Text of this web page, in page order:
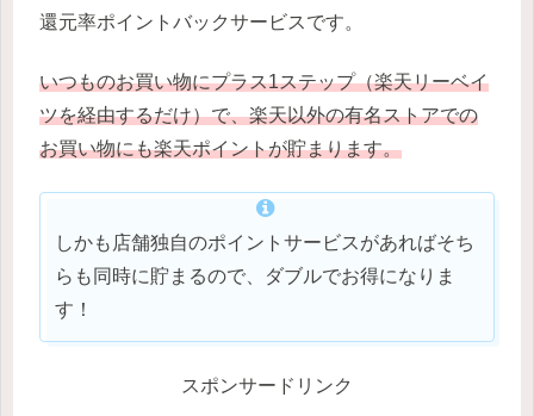
還元率ポイントバックサービスです。
いつものお買い物にプラス1ステップ（楽天リーベイ
ツを経由するだけ）で、楽天以外の有名ストアでの
お買い物にも楽天ポイントが貯まります。
しかも店舗独自のポイントサービスがあればそち
らも同時に貯まるので、ダブルでお得になりま
す！
スポンサードリンク